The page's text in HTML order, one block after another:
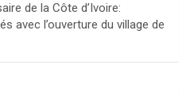
de la Côte d’Ivoire:
avec l’ouverture du village de